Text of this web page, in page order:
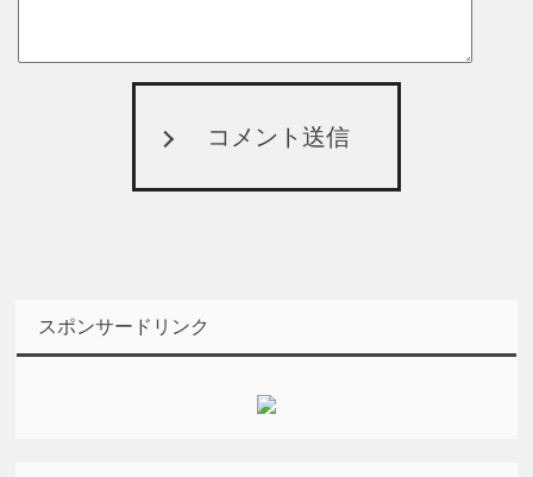
コメント送信
スポンサードリンク